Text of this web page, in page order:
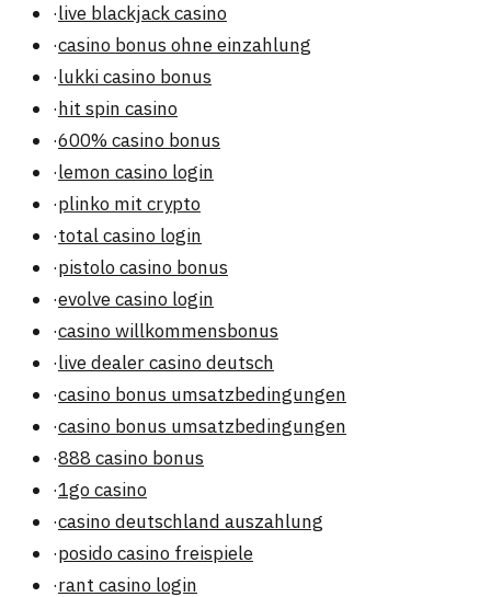
·live blackjack casino
·casino bonus ohne einzahlung
·lukki casino bonus
·hit spin casino
·600% casino bonus
·lemon casino login
·plinko mit crypto
·total casino login
·pistolo casino bonus
·evolve casino login
·casino willkommensbonus
·live dealer casino deutsch
·casino bonus umsatzbedingungen
·casino bonus umsatzbedingungen
·888 casino bonus
·1go casino
·casino deutschland auszahlung
·posido casino freispiele
·rant casino login